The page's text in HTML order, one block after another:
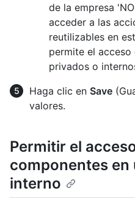
de la empresa
acceder a las
reutilizables en
permite el
privados o
Haga clic en Save
valores.
Permitir el
componentes
interno